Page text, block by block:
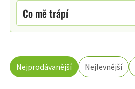
Co mě trápí
ŘAZENÍ
PRODUKTŮ
Nejprodávanější Nejlevnější